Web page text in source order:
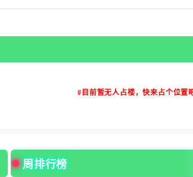
#目前暂无人占楼，快来占个位置
周排行榜